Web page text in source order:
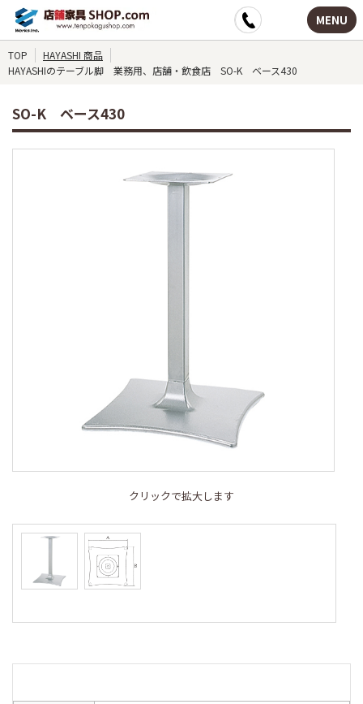
MENU
TOP
HAYASHI 商品
HAYASHIのテーブル脚 業務用、店舗・飲食店 SO-K ベース430
SO-K ベース430
クリックで拡大します